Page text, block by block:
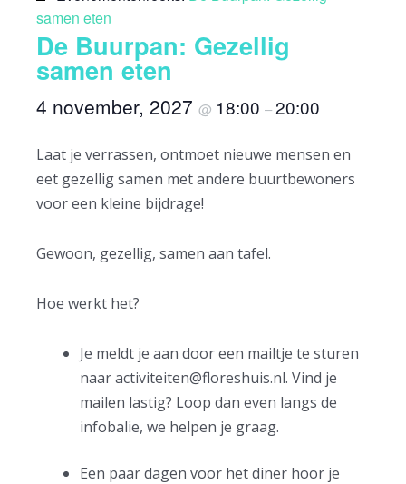
samen eten
De Buurpan: Gezellig
samen eten
4 november, 2027 @ 18:00 –20:00
Laat je verrassen, ontmoet nieuwe mensen en
eet gezellig samen met andere buurtbewoners
voor een kleine bijdrage!
Gewoon, gezellig, samen aan tafel.
Hoe werkt het?
Je meldt je aan door een mailtje te sturen
naaractiviteiten@floreshuis.nl. Vind je
mailen lastig? Loop dan even langs de
infobalie, we helpen je graag.
Een paar dagen voor het diner hoor je